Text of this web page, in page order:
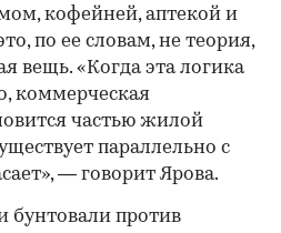
кофейней, аптекой и
по ее словам, не теория,
вещь. «Когда эта логика
коммерческая
частью жилой
параллельно с
— говорит Ярова.
бунтовали против